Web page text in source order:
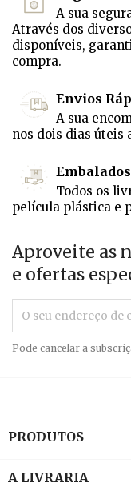
A sua
Através dos
disponíveis,
compra.
Envios
A sua
nos dois dias úteis
Todos os
película plástica e
Aproveite as
e ofertas
Pode cancelar a
PRODUTOS
A LIVRARIA